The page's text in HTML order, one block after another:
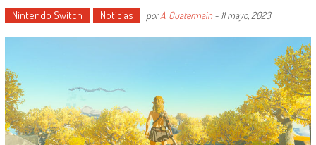
Nintendo Switch Noticias porA. Quatermain- 11 mayo, 2023